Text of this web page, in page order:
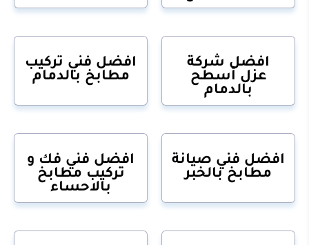
افضل شركة
عزل أسطح
بالدمام
افضل فني تركيب
مطابخ بالدمام
افضل فني صيانة
مطابخ بالخبر
افضل فني فك و
تركيب مطابخ
بالاحساء